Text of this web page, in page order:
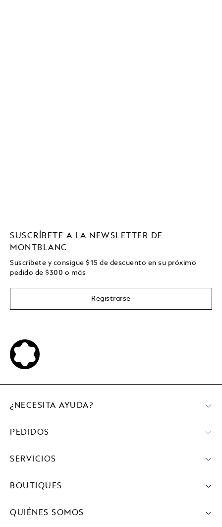
SUSCRÍBETE A LA NEWSLETTER DE
MONTBLANC
Suscríbete y consigue $15 de descuento en su próximo
pedido de $300 o más
Registrarse
¿NECESITA AYUDA?
PEDIDOS
SERVICIOS
BOUTIQUES
QUIÉNES SOMOS